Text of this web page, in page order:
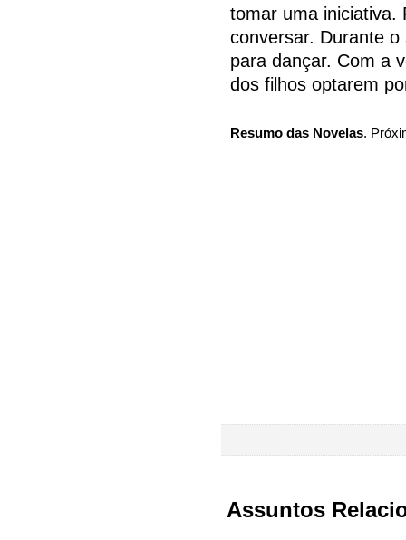
tomar uma iniciativa.
conversar. Durante
para dançar. Com a
dos filhos optarem
Resumo das Novelas.
Assuntos